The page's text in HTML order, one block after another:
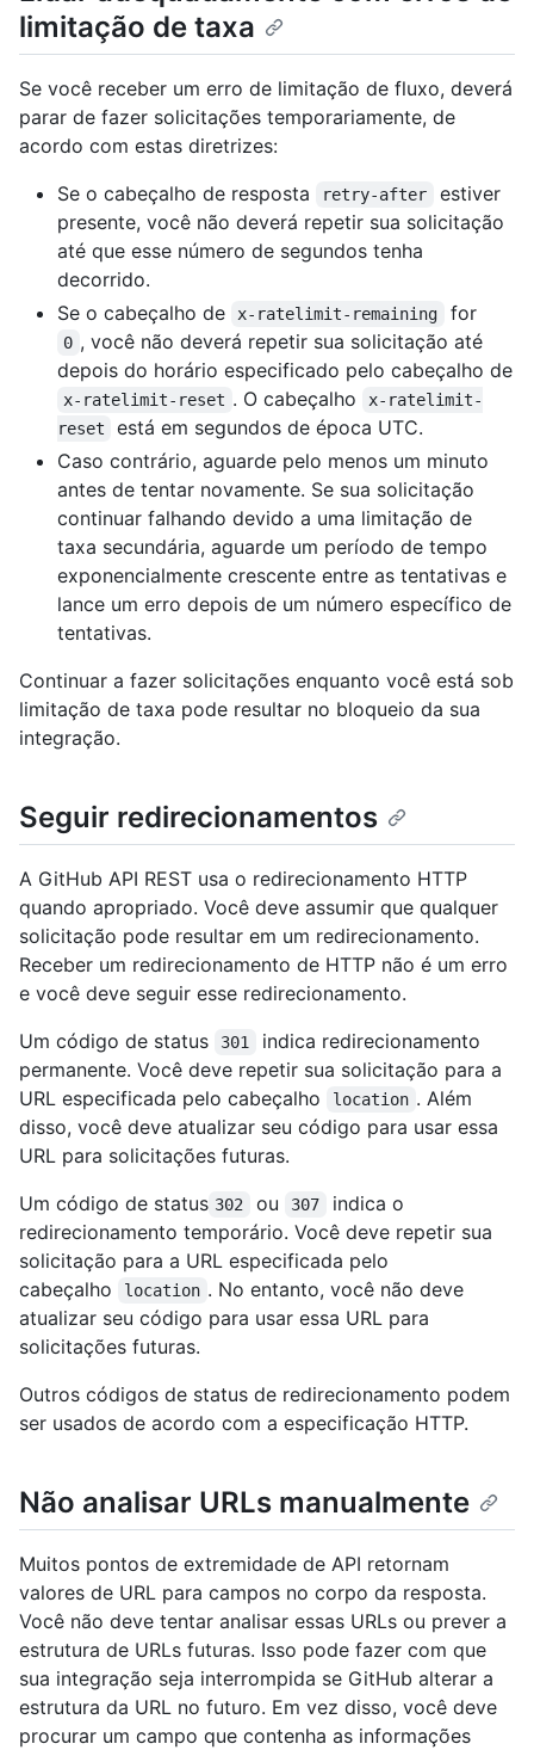
limitação de taxa
Se você receber um erro de limitação de fluxo, deverá
parar de fazer solicitações temporariamente, de
acordo com estas diretrizes:
Se o cabeçalho de resposta
retry-after
estiver
presente, você não deverá repetir sua solicitação
até que esse número de segundos tenha
decorrido.
Se o cabeçalho de
x-ratelimit-remaining for
0 , você não deverá repetir sua solicitação até
depois do horário especificado pelo cabeçalho de
x-ratelimit-reset . O cabeçalho
x-ratelimit-
reset
está em segundos de época UTC.
Caso contrário, aguarde pelo menos um minuto
antes de tentar novamente. Se sua solicitação
continuar falhando devido a uma limitação de
taxa secundária, aguarde um período de tempo
exponencialmente crescente entre as tentativas e
lance um erro depois de um número específico de
tentativas.
Continuar a fazer solicitações enquanto você está sob
limitação de taxa pode resultar no bloqueio da sua
integração.
Seguir redirecionamentos
A GitHub API REST usa o redirecionamento HTTP
quando apropriado. Você deve assumir que qualquer
solicitação pode resultar em um redirecionamento.
Receber um redirecionamento de HTTP não é um erro
e você deve seguir esse redirecionamento.
Um código de status
301
indica redirecionamento
permanente. Você deve repetir sua solicitação para a
URL especificada pelo cabeçalho
location . Além
disso, você deve atualizar seu código para usar essa
URL para solicitações futuras.
Um código de status 302 ou 307
indica o
redirecionamento temporário. Você deve repetir sua
solicitação para a URL especificada pelo
cabeçalho
location . No entanto, você não deve
atualizar seu código para usar essa URL para
solicitações futuras.
Outros códigos de status de redirecionamento podem
ser usados de acordo com a especificação HTTP.
Não analisar URLs manualmente
Muitos pontos de extremidade de API retornam
valores de URL para campos no corpo da resposta.
Você não deve tentar analisar essas URLs ou prever a
estrutura de URLs futuras. Isso pode fazer com que
sua integração seja interrompida se GitHub alterar a
estrutura da URL no futuro. Em vez disso, você deve
procurar um campo que contenha as informações